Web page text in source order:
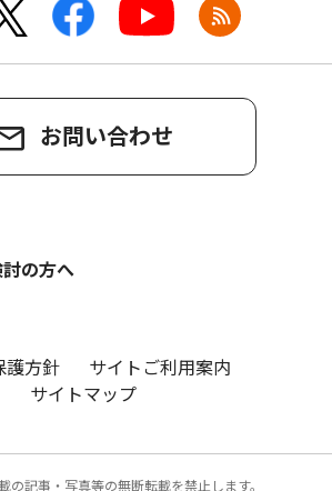
お問い合わせ
の方へ
護方針
サイトご利用案内
サイトマップ
の記事・写真等の無断転載を禁止します。